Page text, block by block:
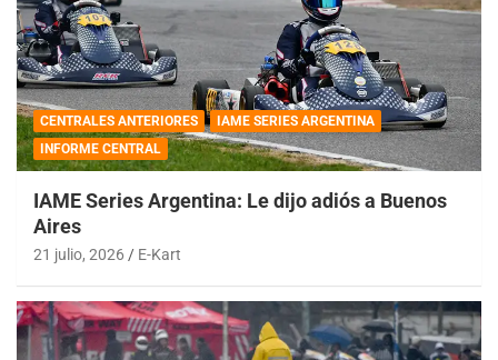
CENTRALES ANTERIORES
IAME SERIES ARGENTINA
INFORME CENTRAL
IAME Series Argentina: Le dijo adiós a Buenos
Aires
21 julio, 2026 E-Kart